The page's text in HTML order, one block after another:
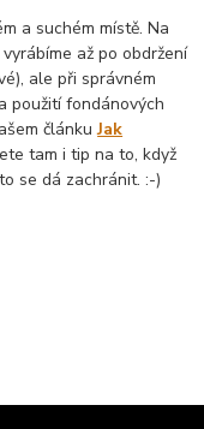
a suchém místě. Na
až po obdržení
ale při správném
použití fondánových
článkuJak
tam i tip na to, když
se dá zachránit. :-)